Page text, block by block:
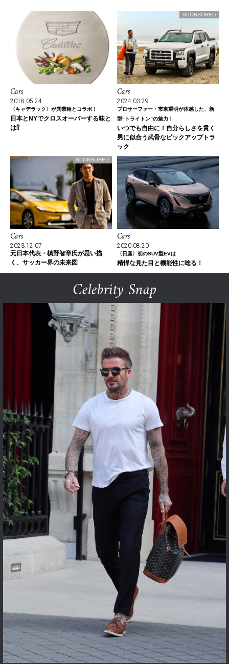
Cars
2018.05.24
〈キャデラック〉が異業種とコラボ！
日本とNYでクロスオーバーする味と
は⁉
SPONSORED
Cars
2024.03.29
プロサーファー・市東重明が体感した、新
型“トライトン”の魅力！
いつでも自由に！自分らしさを貫く
男に似合う武骨なピックアップトラ
ック
SPONSORED
Cars
2023.12.07
元日本代表・槙野智章氏が思い描
く、サッカー界の未来図
Cars
2020.08.20
〈日産〉初のSUV型EVは
精悍な見た目と機能性に唸る！
Celebrity Snap